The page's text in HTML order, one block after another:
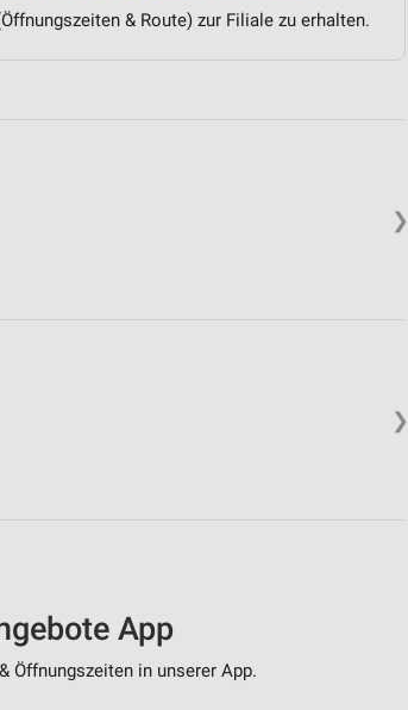
& Route) zur Filiale zu erhalten.
❯
❯
App
Öffnungszeiten in unserer App.